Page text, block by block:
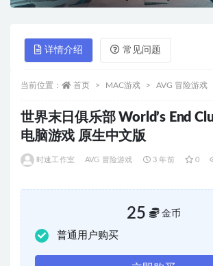
详情介绍 常见问题
当前位置： 首页 MAC游戏 AVG 冒险游戏
世界末日俱乐部 World’s End
电脑游戏 原生中文版
时速工作室 AVG 冒险游戏 3 年前 0
25 金币
普通用户购买